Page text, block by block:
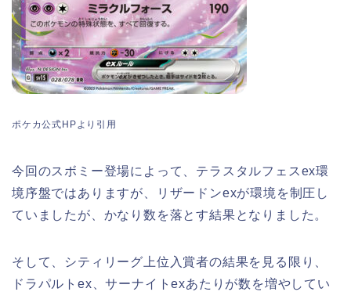
ポケカ公式HPより引用
今回のスボミー登場によって、テラスタルフェスex環
境序盤ではありますが、リザードンexが環境を制圧し
ていましたが、かなり数を落とす結果となりました。
そして、シティリーグ上位入賞者の結果を見る限り、
ドラパルトex、サーナイトexあたりが数を増やしてい